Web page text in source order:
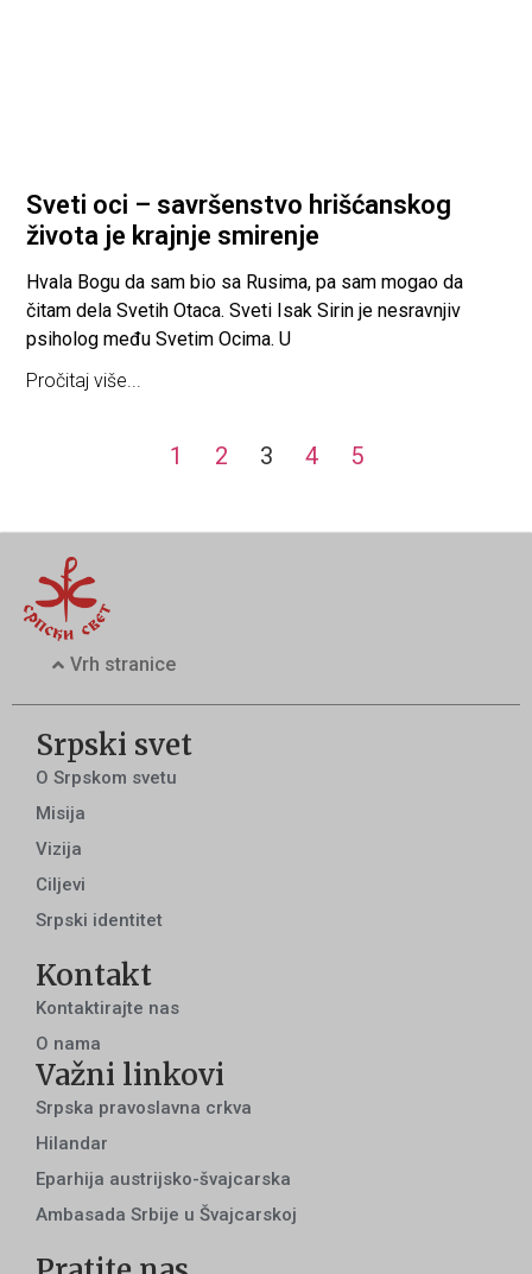
Sveti oci – savršenstvo hrišćanskog
života je krajnje smirenje
Hvala Bogu da sam bio sa Rusima, pa sam mogao da
čitam dela Svetih Otaca. Sveti Isak Sirin je nesravnjiv
psiholog među Svetim Ocima. U
Pročitaj više...
1 2 3 4 5
Vrh stranice
Srpski svet
O Srpskom svetu
Misija
Vizija
Ciljevi
Srpski identitet
Kontakt
Kontaktirajte nas
O nama
Važni linkovi
Srpska pravoslavna crkva
Hilandar
Eparhija austrijsko-švajcarska
Ambasada Srbije u Švajcarskoj